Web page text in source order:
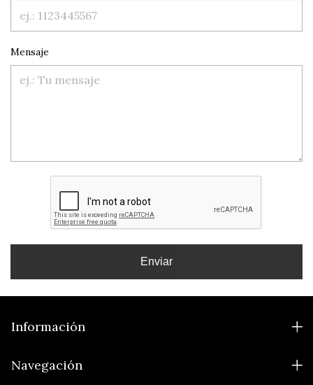
Mensaje
Enviar
Información
Navegación